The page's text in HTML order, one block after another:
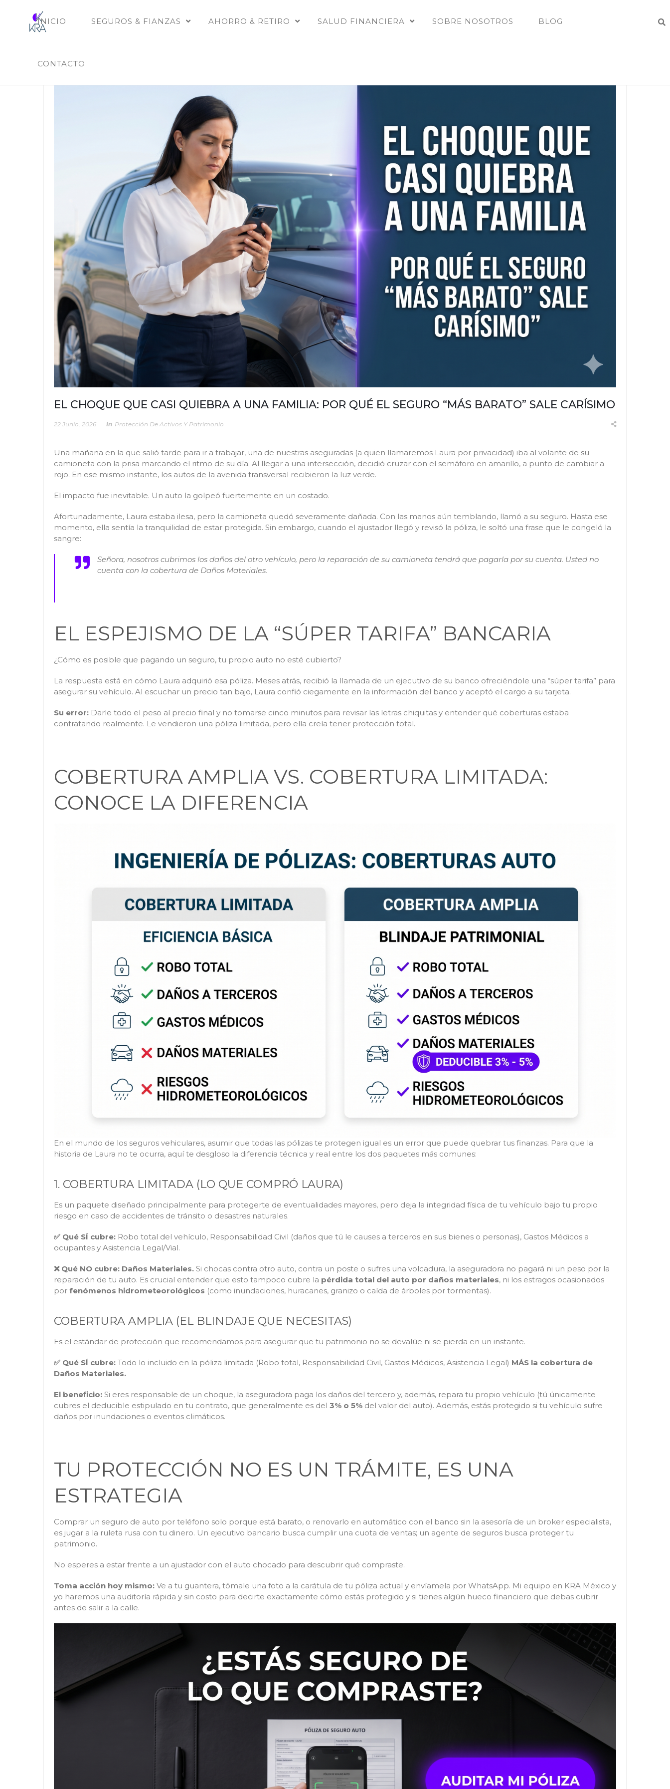
INICIO SEGUROS & FIANZAS AHORRO & RETIRO SALUD FINANCIERA SOBRE NOSOTROS BLOG
CONTACTO
EL CHOQUE QUE CASI QUIEBRA A UNA FAMILIA: POR QUÉ EL SEGURO “MÁS BARATO” SALE CARÍSIMO
22 Junio, 2026 In Protección De Activos Y Patrimonio
Una mañana en la que salió tarde para ir a trabajar, una de nuestras aseguradas (a quien llamaremos Laura por privacidad) iba al volante de su
camioneta con la prisa marcando el ritmo de su día. Al llegar a una intersección, decidió cruzar con el semáforo en amarillo, a punto de cambiar a
rojo. En ese mismo instante, los autos de la avenida transversal recibieron la luz verde.
El impacto fue inevitable. Un auto la golpeó fuertemente en un costado.
Afortunadamente, Laura estaba ilesa, pero la camioneta quedó severamente dañada. Con las manos aún temblando, llamó a su seguro. Hasta ese
momento, ella sentía la tranquilidad de estar protegida. Sin embargo, cuando el ajustador llegó y revisó la póliza, le soltó una frase que le congeló la
sangre:
Señora, nosotros cubrimos los daños del otro vehículo, pero la reparación de su camioneta tendrá que pagarla por su cuenta. Usted no
cuenta con la cobertura de Daños Materiales.
EL ESPEJISMO DE LA “SÚPER TARIFA” BANCARIA
¿Cómo es posible que pagando un seguro, tu propio auto no esté cubierto?
La respuesta está en cómo Laura adquirió esa póliza. Meses atrás, recibió la llamada de un ejecutivo de su banco ofreciéndole una “súper tarifa” para
asegurar su vehículo. Al escuchar un precio tan bajo, Laura confió ciegamente en la información del banco y aceptó el cargo a su tarjeta.
Su error: Darle todo el peso al precio final y no tomarse cinco minutos para revisar las letras chiquitas y entender qué coberturas estaba
contratando realmente. Le vendieron una póliza limitada, pero ella creía tener protección total.
COBERTURA AMPLIA VS. COBERTURA LIMITADA:
CONOCE LA DIFERENCIA
En el mundo de los seguros vehiculares, asumir que todas las pólizas te protegen igual es un error que puede quebrar tus finanzas. Para que la
historia de Laura no te ocurra, aquí te desgloso la diferencia técnica y real entre los dos paquetes más comunes:
1. COBERTURA LIMITADA (LO QUE COMPRÓ LAURA)
Es un paquete diseñado principalmente para protegerte de eventualidades mayores, pero deja la integridad física de tu vehículo bajo tu propio
riesgo en caso de accidentes de tránsito o desastres naturales.
✅ Qué SÍ cubre: Robo total del vehículo, Responsabilidad Civil (daños que tú le causes a terceros en sus bienes o personas), Gastos Médicos a
ocupantes y Asistencia Legal/Vial.
❌ Qué NO cubre: Daños Materiales. Si chocas contra otro auto, contra un poste o sufres una volcadura, la aseguradora no pagará ni un peso por la
reparación de tu auto. Es crucial entender que esto tampoco cubre la pérdida total del auto por daños materiales, ni los estragos ocasionados
por fenómenos hidrometeorológicos (como inundaciones, huracanes, granizo o caída de árboles por tormentas).
COBERTURA AMPLIA (EL BLINDAJE QUE NECESITAS)
Es el estándar de protección que recomendamos para asegurar que tu patrimonio no se devalúe ni se pierda en un instante.
✅ Qué SÍ cubre: Todo lo incluido en la póliza limitada (Robo total, Responsabilidad Civil, Gastos Médicos, Asistencia Legal) MÁS la cobertura de
Daños Materiales.
El beneficio: Si eres responsable de un choque, la aseguradora paga los daños del tercero y, además, repara tu propio vehículo (tú únicamente
cubres el deducible estipulado en tu contrato, que generalmente es del 3% o 5% del valor del auto). Además, estás protegido si tu vehículo sufre
daños por inundaciones o eventos climáticos.
TU PROTECCIÓN NO ES UN TRÁMITE, ES UNA
ESTRATEGIA
Comprar un seguro de auto por teléfono solo porque está barato, o renovarlo en automático con el banco sin la asesoría de un broker especialista,
es jugar a la ruleta rusa con tu dinero. Un ejecutivo bancario busca cumplir una cuota de ventas; un agente de seguros busca proteger tu
patrimonio.
No esperes a estar frente a un ajustador con el auto chocado para descubrir qué compraste.
Toma acción hoy mismo: Ve a tu guantera, tómale una foto a la carátula de tu póliza actual y envíamela por WhatsApp. Mi equipo en KRA México y
yo haremos una auditoría rápida y sin costo para decirte exactamente cómo estás protegido y si tienes algún hueco financiero que debas cubrir
antes de salir a la calle.